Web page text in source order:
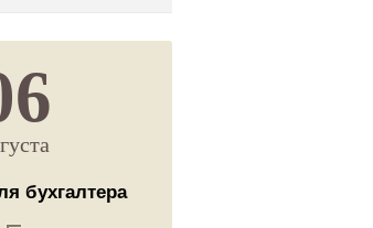
бухгалтера